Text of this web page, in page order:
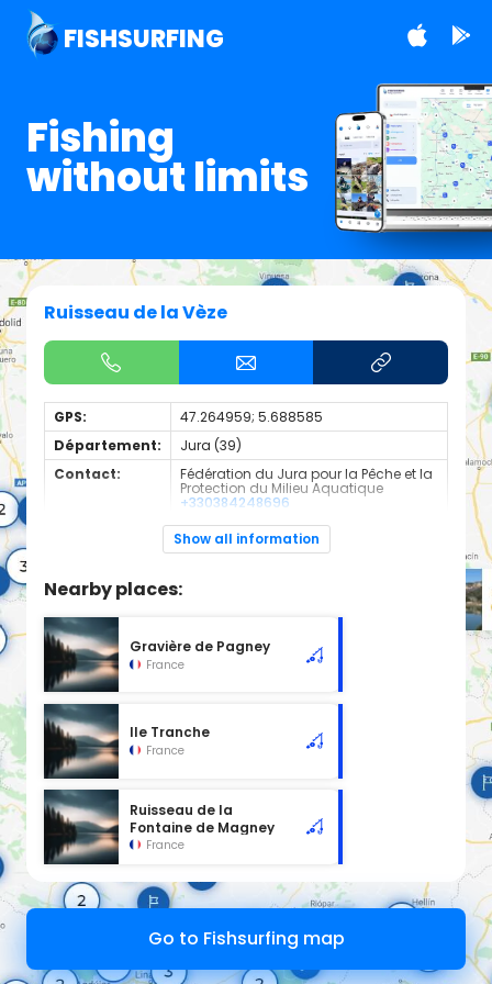
FISHSURFING
Fishing
without limits
Ruisseau de la Vèze
GPS:
47.264959; 5.688585
Département:
Jura (39)
Contact:
Fédération du Jura pour la Pêche et la
Protection du Milieu Aquatique
+330384248696
Carnassier, carpe, poisson blanc
catégorie piscicole à cet emplacement.
Show all information
Nearby places:
Gravière de Pagney
France
Ile Tranche
France
Ruisseau de la
Fontaine de Magney
France
Go to Fishsurfing map